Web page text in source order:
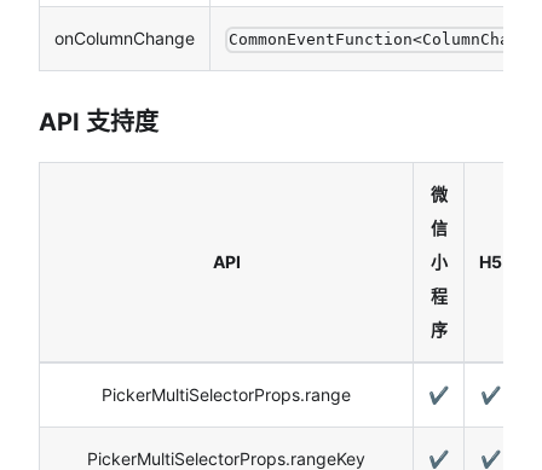
onColumnChange
API 支持度
API
微
信
小
程
序
H5
PickerMultiSelectorProps.range ✔️ ✔️
PickerMultiSelectorProps.rangeKey ✔️ ✔️